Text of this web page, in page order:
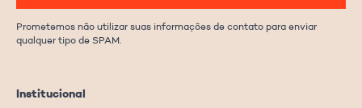
Institucional
Prometemos não utilizar suas informações de contato para enviar
qualquer tipo de SPAM.